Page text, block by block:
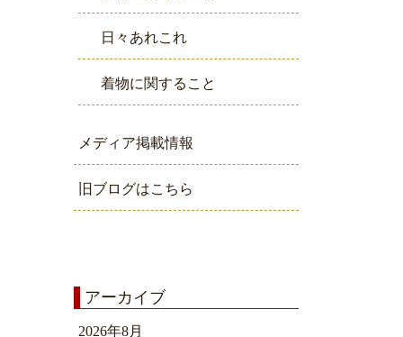
日々あれこれ
着物に関すること
メディア掲載情報
旧ブログはこちら
アーカイブ
2026年8月